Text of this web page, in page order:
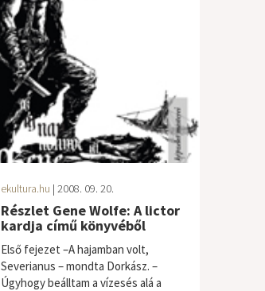
ekultura.hu | 2008. 09. 20.
Részlet Gene Wolfe: A lictor
kardja című könyvéből
Első fejezet –A hajamban volt,
Severianus – mondta Dorkász. –
Úgyhogy beálltam a vízesés alá a